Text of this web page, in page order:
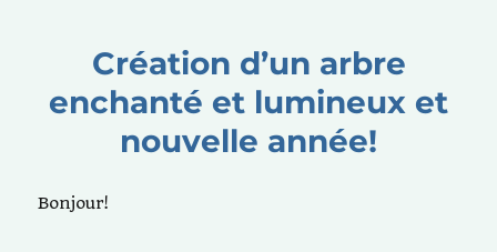
Création d’un arbre
enchanté et lumineux et
nouvelle année!
Bonjour!